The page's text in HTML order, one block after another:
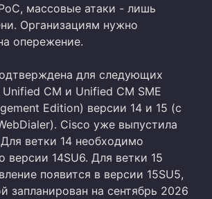
массовые атаки - лишь
Организациям нужно
опережение.
для следующих
CM и Unified CM SME
Edition) версии 14 и 15 (с
Cisco уже выпустила
ветки 14 необходимо
версии 14SU6. Для ветки 15
появится в версии 15SU5,
запланирован на сентябрь 2026